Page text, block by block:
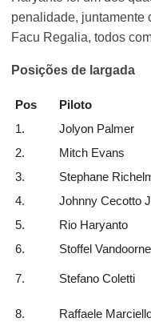
penalidade, juntamente
Facu Regalia, todos
Posições de largada
Pos Piloto
1.
Jolyon Palmer
2.
Mitch Evans
3.
Stephane
4.
Johnny Cecotto
5.
Rio Haryanto
6.
Stoffel Vandoorne
7. Stefano Coletti
8. Raffaele